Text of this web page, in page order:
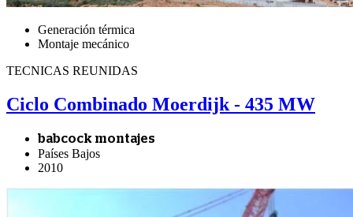
Generación térmica
Montaje mecánico
TECNICAS REUNIDAS
Ciclo Combinado Moerdijk - 435 MW
babcock montajes
Países Bajos
2010